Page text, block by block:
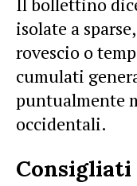
isolate a
rovescio o
cumulati
puntualmente
occidentali.
Consigliati